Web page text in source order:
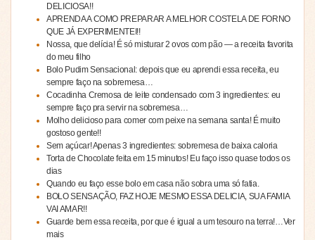
DELICIOSA!!
APRENDA A COMO PREPARAR A MELHOR COSTELA DE FORNO
QUE JÁ EXPERIMENTEI!!
Nossa, que delícia! É só misturar 2 ovos com pão — a receita favorita
do meu filho
Bolo Pudim Sensacional: depois que eu aprendi essa receita, eu
sempre faço na sobremesa…
Cocadinha Cremosa de leite condensado com 3 ingredientes: eu
sempre faço pra servir na sobremesa…
Molho delicioso para comer com peixe na semana santa! É muito
gostoso gente!!
Sem açúcar! Apenas 3 ingredientes: sobremesa de baixa caloria
Torta de Chocolate feita em 15 minutos! Eu faço isso quase todos os
dias
Quando eu faço esse bolo em casa não sobra uma só fatia.
BOLO SENSAÇÃO, FAZ HOJE MESMO ESSA DELICIA, SUA FAMIA
VAI AMAR!!
Guarde bem essa receita, por que é igual a um tesouro na terra!…Ver
mais